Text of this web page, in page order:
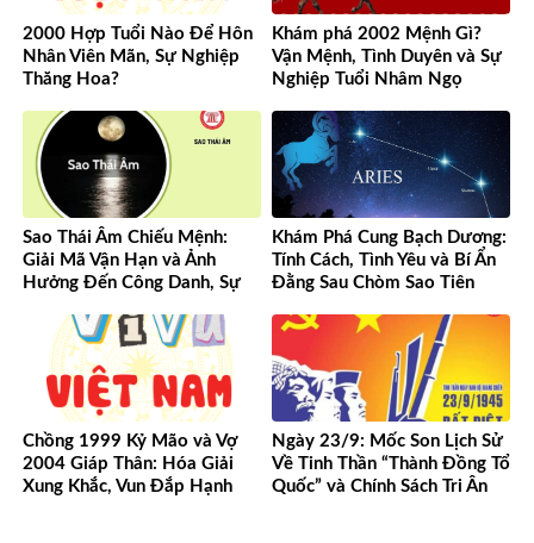
2000 Hợp Tuổi Nào Để Hôn
Nhân Viên Mãn, Sự Nghiệp
Thăng Hoa?
Khám phá 2002 Mệnh Gì?
Vận Mệnh, Tình Duyên và Sự
Nghiệp Tuổi Nhâm Ngọ
Sao Thái Âm Chiếu Mệnh:
Giải Mã Vận Hạn và Ảnh
Hưởng Đến Công Danh, Sự
Khám Phá Cung Bạch Dương:
Tính Cách, Tình Yêu và Bí Ẩn
Đằng Sau Chòm Sao Tiên
Chồng 1999 Kỷ Mão và Vợ
2004 Giáp Thân: Hóa Giải
Xung Khắc, Vun Đắp Hạnh
Ngày 23/9: Mốc Son Lịch Sử
Về Tinh Thần “Thành Đồng Tổ
Quốc” và Chính Sách Tri Ân